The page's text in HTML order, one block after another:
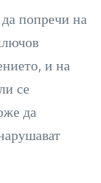
попречи на
и на
се
да